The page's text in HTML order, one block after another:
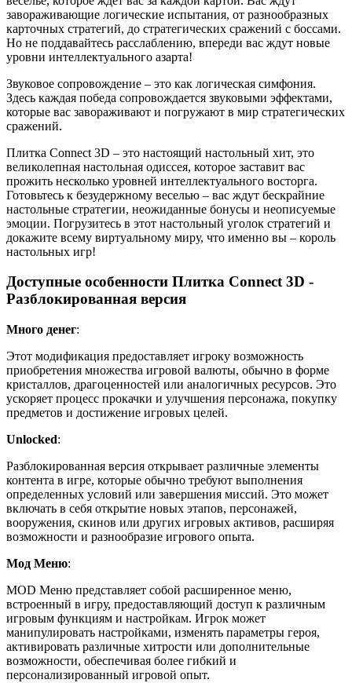
завораживающие логические испытания, от разнообразных
карточных стратегий, до стратегических сражений с боссами.
Но не поддавайтесь расслаблению, впереди вас ждут новые
уровни интеллектуального азарта!
Звуковое сопровождение – это как логическая симфония.
Здесь каждая победа сопровождается звуковыми эффектами,
которые вас завораживают и погружают в мир стратегических
сражений.
Плитка Connect 3D – это настоящий настольный хит, это
великолепная настольная одиссея, которое заставит вас
прожить несколько уровней интеллектуального восторга.
Готовьтесь к безудержному веселью – вас ждут бескрайние
настольные стратегии, неожиданные бонусы и неописуемые
эмоции. Погрузитесь в этот настольный уголок стратегий и
докажите всему виртуальному миру, что именно вы – король
настольных игр!
Доступные особенности Плитка Connect 3D -
Разблокированная версия
Много денег:
Этот модификация предоставляет игроку возможность
приобретения множества игровой валюты, обычно в форме
кристаллов, драгоценностей или аналогичных ресурсов. Это
ускоряет процесс прокачки и улучшения персонажа, покупку
предметов и достижение игровых целей.
Unlocked:
Разблокированная версия открывает различные элементы
контента в игре, которые обычно требуют выполнения
определенных условий или завершения миссий. Это может
включать в себя открытие новых этапов, персонажей,
вооружения, скинов или других игровых активов, расширяя
возможности и разнообразие игрового опыта.
Мод Меню:
MOD Меню представляет собой расширенное меню,
встроенный в игру, предоставляющий доступ к различным
игровым функциям и настройкам. Игрок может
манипулировать настройками, изменять параметры героя,
активировать различные хитрости или дополнительные
возможности, обеспечивая более гибкий и
персонализированный игровой опыт.